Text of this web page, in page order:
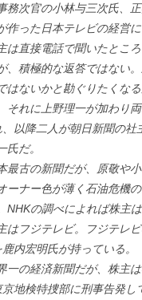
務次官の小林与三次氏、
作った日本テレビの経営に
は直接電話で聞いたとこ
、積極的な返答ではない
はないかと勘ぐりたくな
それに上野理一が加わり
以降二人が朝日新聞の
氏だ。
最古の新聞だが、原敬や
ーナー色が薄く石油危機
NHKの調べによれば株主
はフジテレビ。フジテレ
内宏明氏が持っている。
一の経済新聞だが、株主
地検特捜部に刑事告発